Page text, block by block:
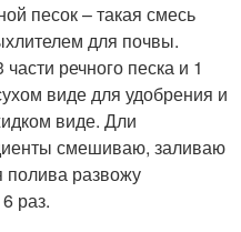
песок – такая смесь
для почвы.
речного песка и 1
виде для удобрения и
виде. Дли
смешиваю, заливаю
полива развожу
раз.